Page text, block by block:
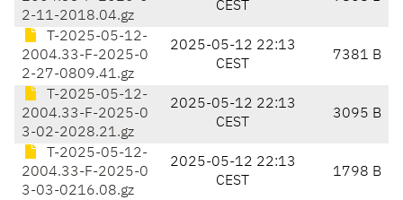
2-11-2018.04.gz
CEST
T-2025-05-12-
2004.33-F-2025-0
2-27-0809.41.gz
2025-05-12 22:13
CEST
7381 B
T-2025-05-12-
2004.33-F-2025-0
3-02-2028.21.gz
2025-05-12 22:13
CEST
3095 B
T-2025-05-12-
2004.33-F-2025-0
3-03-0216.08.gz
2025-05-12 22:13
CEST
1798 B